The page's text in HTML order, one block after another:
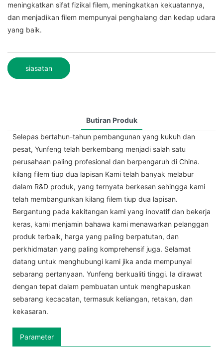
meningkatkan sifat fizikal filem, meningkatkan kekuatannya,
dan menjadikan filem mempunyai penghalang dan kedap udara
yang baik.
siasatan
Butiran Produk
Selepas bertahun-tahun pembangunan yang kukuh dan
pesat, Yunfeng telah berkembang menjadi salah satu
perusahaan paling profesional dan berpengaruh di China.
kilang filem tiup dua lapisan Kami telah banyak melabur
dalam R&D produk, yang ternyata berkesan sehingga kami
telah membangunkan kilang filem tiup dua lapisan.
Bergantung pada kakitangan kami yang inovatif dan bekerja
keras, kami menjamin bahawa kami menawarkan pelanggan
produk terbaik, harga yang paling berpatutan, dan
perkhidmatan yang paling komprehensif juga. Selamat
datang untuk menghubungi kami jika anda mempunyai
sebarang pertanyaan. Yunfeng berkualiti tinggi. Ia dirawat
dengan tepat dalam pembuatan untuk menghapuskan
sebarang kecacatan, termasuk keliangan, retakan, dan
kekasaran.
Parameter